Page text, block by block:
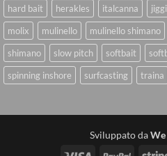
hard bait
herakles italcanna
molix
mulinello mulinello shimano
shimano
slow pitch softbait
spinning inshore
surfcasting traina
Sviluppato daWe